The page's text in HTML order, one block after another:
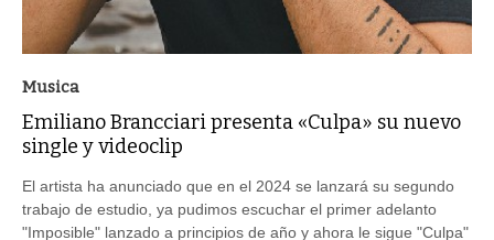
Musica
Emiliano Brancciari presenta «Culpa» su nuevo
single y videoclip
El artista ha anunciado que en el 2024 se lanzará su segundo
trabajo de estudio, ya pudimos escuchar el primer adelanto
"Imposible" lanzado a principios de año y ahora le sigue "Culpa"